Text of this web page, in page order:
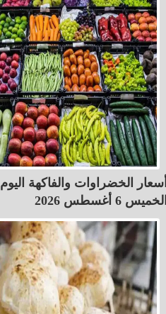
أسعار الخضراوات والفاكهة اليوم
الخميس 6 أغسطس 2026